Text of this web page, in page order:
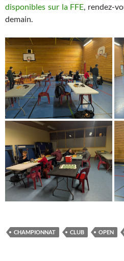
disponibles sur la FFE, rendez-
demain.
CHAMPIONNAT CLUB OPEN